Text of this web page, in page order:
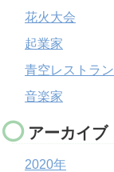
花火大会
起業家
青空レストラン
音楽家
アーカイブ
2020年